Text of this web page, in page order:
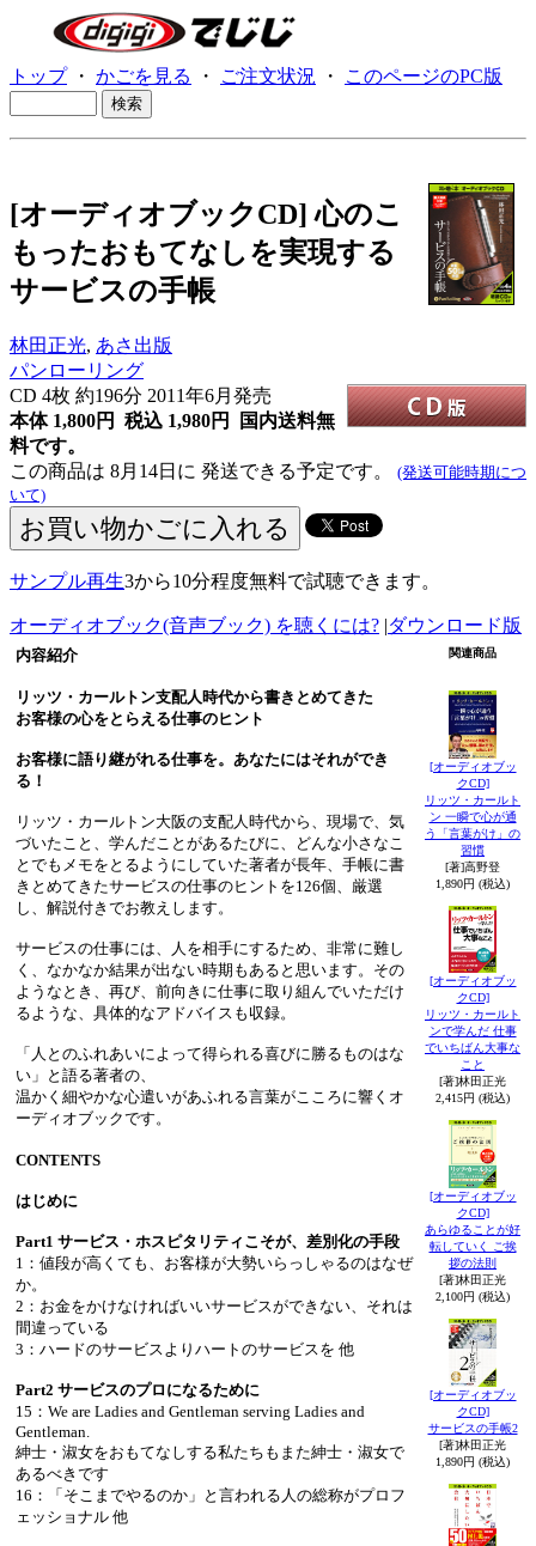
トップ・ かごを見る ・ ご注文状況 ・ このページのPC版
[オーディオブックCD] 心のこ
もったおもてなしを実現する
サービスの手帳
林田正光, あさ出版
パンローリング
CD 4枚 約196分 2011年6月発売
本体 1,800円 税込 1,980円
国内送料無
料です。
この商品は 8月14日に 発送できる予定です。 (発送可能時期につ
いて)
サンプル再生3から10分程度無料で試聴できます。
オーディオブック(音声ブック) を聴くには? |ダウンロード版
内容紹介
リッツ・カールトン支配人時代から書きとめてきた
お客様の心をとらえる仕事のヒント
お客様に語り継がれる仕事を。あなたにはそれができ
る！
リッツ・カールトン大阪の支配人時代から、現場で、気
づいたこと、学んだことがあるたびに、どんな小さなこ
とでもメモをとるようにしていた著者が長年、手帳に書
きとめてきたサービスの仕事のヒントを126個、厳選
し、解説付きでお教えします。
サービスの仕事には、人を相手にするため、非常に難し
く、なかなか結果が出ない時期もあると思います。その
ようなとき、再び、前向きに仕事に取り組んでいただけ
るような、具体的なアドバイスも収録。
「人とのふれあいによって得られる喜びに勝るものはな
い」と語る著者の、
温かく細やかな心遣いがあふれる言葉がこころに響くオ
ーディオブックです。
CONTENTS
はじめに
Part1 サービス・ホスピタリティこそが、差別化の手段
1：値段が高くても、お客様が大勢いらっしゃるのはなぜ
か。
2：お金をかけなければいいサービスができない、それは
間違っている
3：ハードのサービスよりハートのサービスを 他
Part2 サービスのプロになるために
15：We are Ladies and Gentleman serving Ladies and
Gentleman.
紳士・淑女をおもてなしする私たちもまた紳士・淑女で
あるべきです
16：「そこまでやるのか」と言われる人の総称がプロフ
ェッショナル 他
関連商品
[オーディオブッ
クCD]
リッツ・カールト
ン 一瞬で心が通
う「言葉がけ」の
習慣
[著]高野登
1,890円 (税込)
[オーディオブッ
クCD]
リッツ・カールト
ンで学んだ 仕事
でいちばん大事な
こと
[著]林田正光
2,415円 (税込)
[オーディオブッ
クCD]
あらゆることが好
転していく ご挨
拶の法則
[著]林田正光
2,100円 (税込)
[オーディオブッ
クCD]
サービスの手帳2
[著]林田正光
1,890円 (税込)